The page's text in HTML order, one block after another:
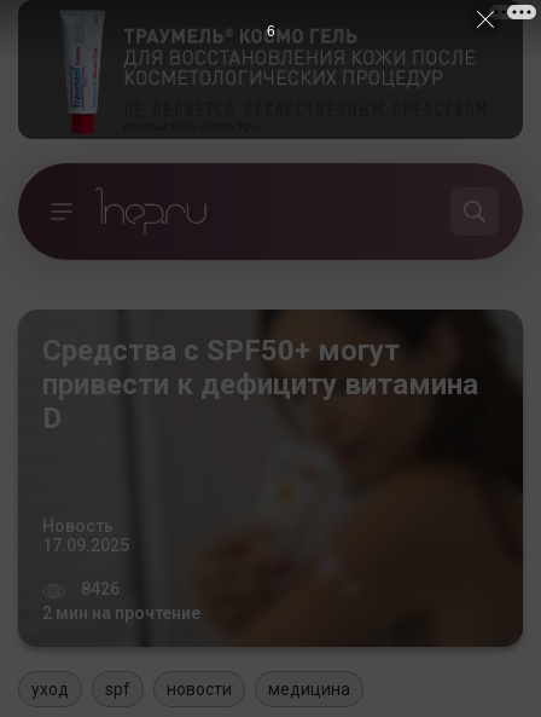
Средства с SPF50+ могут
привести к дефициту витамина
D
Новость
17.09.2025
8426
2 мин на прочтение
уход spf новости медицина
5